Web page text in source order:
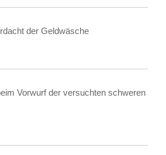
der Geldwäsche
Vorwurf der versuchten schweren